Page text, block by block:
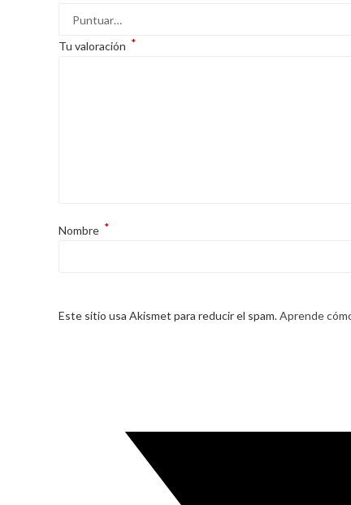
Tu valoración *
Nombre *
Este sitio usa Akismet para reducir el spam.Aprende